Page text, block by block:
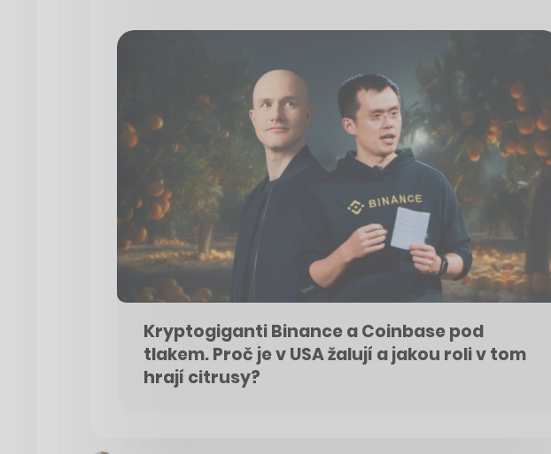
Kryptogiganti Binance a Coinbase pod
tlakem. Proč je v USA žalují a jakou roli v tom
hrají citrusy?